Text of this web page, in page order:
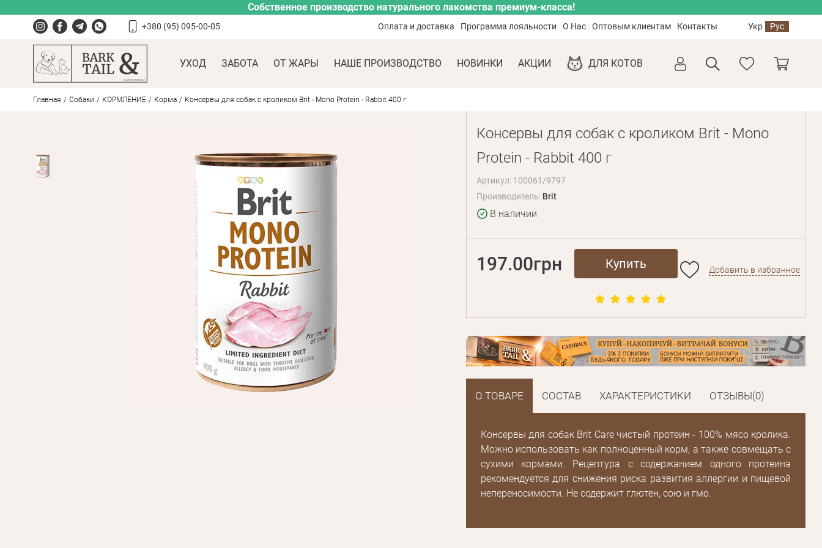
Собственное производство натурального лакомства премиум-класса!
+380 (95) 095-00-05 Оплата и доставка Программа лояльности О Нас Оптовым клиентам Контакты Укр Рус
УХОД ЗАБОТА ОТ ЖАРЫ НАШЕ ПРОИЗВОДСТВО НОВИНКИ АКЦИИ ДЛЯ КОТОВ
Главная Собаки КОРМЛЕНИЕ Корма Консервы для собак с кроликом Brit - Mono Protein - Rabbit 400 г
Консервы для собак с кроликом Brit - Mono
Protein - Rabbit 400 г
Артикул: 100061/9797
Производитель: Brit
В наличии
197.00грн Купить Добавить в избранное
О ТОВАРЕ СОСТАВ ХАРАКТЕРИСТИКИ ОТЗЫВЫ(0)
Консервы для собак Brit Care чистый протеин - 100% мясо кролика.
Можно использовать как полноценный корм, а также совмещать с
сухими кормами. Рецептура с содержанием одного протеина
рекомендуется для снижения риска развития аллергии и пищевой
непереносимости. Не содержит глютен, сою и гмо.